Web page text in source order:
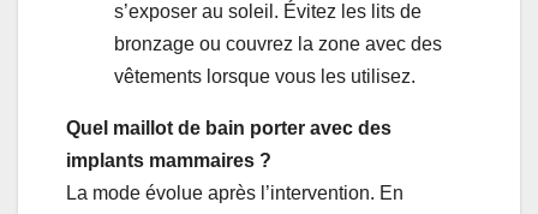
s’exposer au soleil. Évitez les lits de
bronzage ou couvrez la zone avec des
vêtements lorsque vous les utilisez.
Quel maillot de bain porter avec des
implants mammaires ?
La mode évolue après l’intervention. En